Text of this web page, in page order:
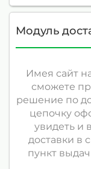
Модуль
Имея сайт
сможете
решение по
цепочку
увидеть и
доставки в
пункт